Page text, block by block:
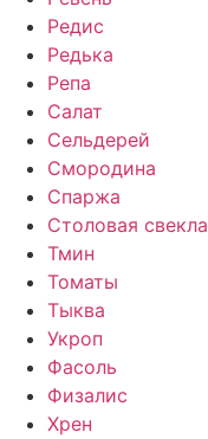
Редис
Редька
Репа
Салат
Сельдерей
Смородина
Спаржа
Столовая свекла
Тмин
Томаты
Тыква
Укроп
Фасоль
Физалис
Хрен